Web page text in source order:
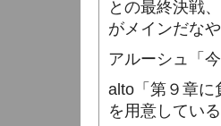
との最終決戦
がメインだなや
アルーシュ「
alto 「第９章
を用意してい